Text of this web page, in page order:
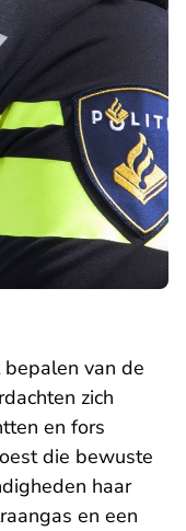
van de
zich
en fors
die bewuste
haar
en een